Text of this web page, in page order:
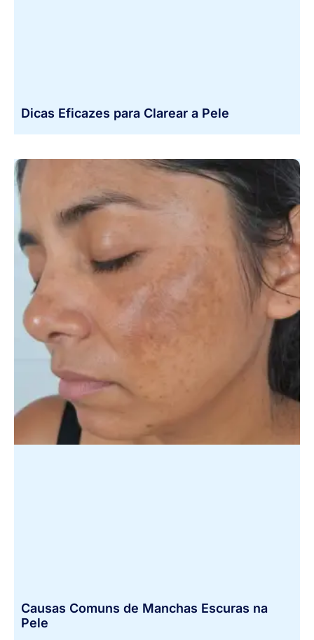
Dicas Eficazes para Clarear a Pele
Causas Comuns de Manchas Escuras na
Pele